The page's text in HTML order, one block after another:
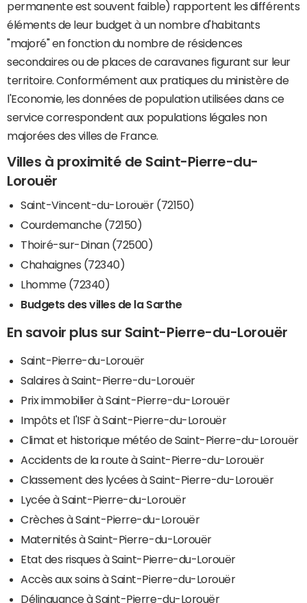
permanente est souvent faible) rapportent les différents
éléments de leur budget à un nombre d'habitants
"majoré" en fonction du nombre de résidences
secondaires ou de places de caravanes figurant sur leur
territoire. Conformément aux pratiques du ministère de
l'Economie, les données de population utilisées dans ce
service correspondent aux populations légales non
majorées des villes de France.
Villes à proximité de Saint-Pierre-du-
Lorouër
Saint-Vincent-du-Lorouër (72150)
Courdemanche (72150)
Thoiré-sur-Dinan (72500)
Chahaignes (72340)
Lhomme (72340)
Budgets des villes de la Sarthe
En savoir plus sur Saint-Pierre-du-Lorouër
Saint-Pierre-du-Lorouër
Salaires à Saint-Pierre-du-Lorouër
Prix immobilier à Saint-Pierre-du-Lorouër
Impôts et l'ISF à Saint-Pierre-du-Lorouër
Climat et historique météo de Saint-Pierre-du-Lorouër
Accidents de la route à Saint-Pierre-du-Lorouër
Classement des lycées à Saint-Pierre-du-Lorouër
Lycée à Saint-Pierre-du-Lorouër
Crèches à Saint-Pierre-du-Lorouër
Maternités à Saint-Pierre-du-Lorouër
Etat des risques à Saint-Pierre-du-Lorouër
Accès aux soins à Saint-Pierre-du-Lorouër
Délinquance à Saint-Pierre-du-Lorouër